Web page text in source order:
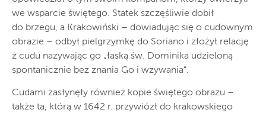
we wsparcie świętego. Statek szczęśliwie dobił
do brzegu, a Krakowiński – dowiadując się o cudownym
obrazie – odbył pielgrzymkę do Soriano i złożył relację
z cudu nazywając go „łaską św. Dominika udzieloną
spontanicznie bez znania Go i wzywania”.
Cudami zasłynęły również kopie świętego obrazu –
także ta, którą w 1642 r. przywiózł do krakowskiego